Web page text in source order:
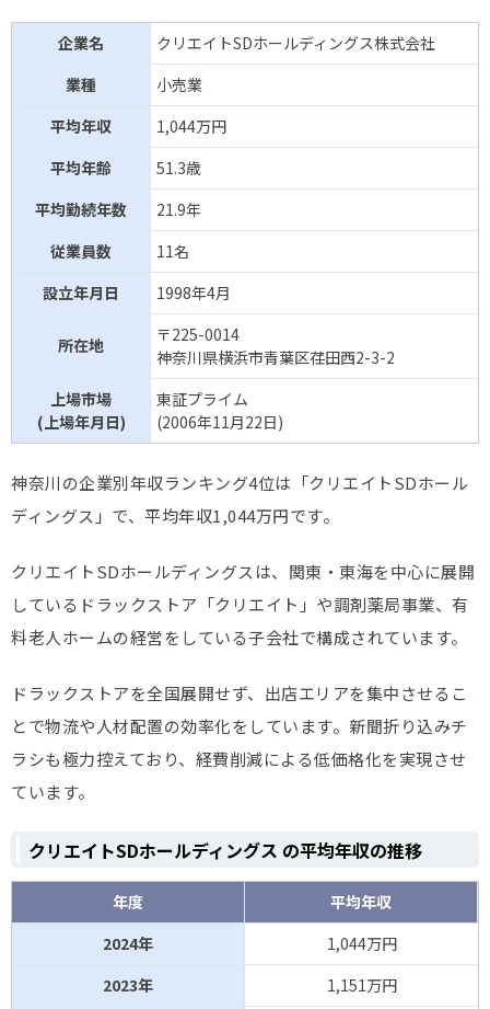
企業名
クリエイトSDホールディングス株式会社
業種
小売業
平均年収
1,044万円
平均年齢
51.3歳
平均勤続年数
21.9年
従業員数
11名
設立年月日
1998年4月
所在地
〒225-0014
神奈川県横浜市青葉区荏田西2-3-2
上場市場
(上場年月日)
東証プライム
(2006年11月22日)
神奈川の企業別年収ランキング4位は「クリエイトSDホール
ディングス」で、平均年収1,044万円です。
クリエイトSDホールディングスは、関東・東海を中心に展開
しているドラックストア「クリエイト」や調剤薬局事業、有
料老人ホームの経営をしている子会社で構成されています。
ドラックストアを全国展開せず、出店エリアを集中させるこ
とで物流や人材配置の効率化をしています。新聞折り込みチ
ラシも極力控えており、経費削減による低価格化を実現させ
ています。
クリエイトSDホールディングス の平均年収の推移
年度
平均年収
2024年
1,044万円
2023年
1,151万円